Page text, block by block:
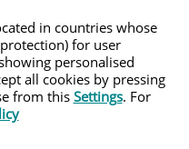
Pedir cita
Nombre y apellidos
in countries whose
for user
personalised
all cookies by pressing
from this Settings. For